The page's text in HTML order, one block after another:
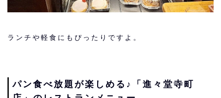
ランチや軽食にもぴったりですよ。
パン食べ放題が楽しめる♪「進々堂寺町